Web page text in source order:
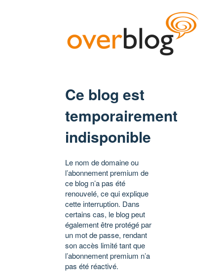
Ce blog est
temporairement
indisponible
Le nom de domaine ou
l’abonnement premium de
ce blog n’a pas été
renouvelé, ce qui explique
cette interruption. Dans
certains cas, le blog peut
également être protégé par
un mot de passe, rendant
son accès limité tant que
l’abonnement premium n’a
pas été réactivé.